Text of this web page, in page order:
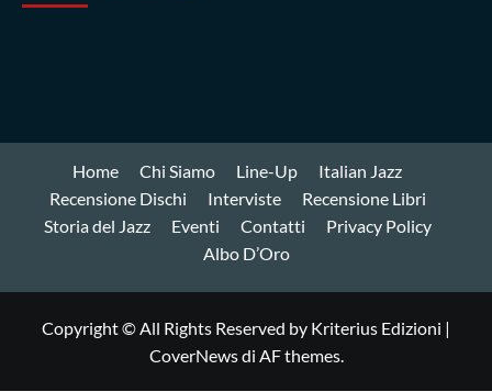
Home Chi Siamo Line-Up
Italian Jazz
Recensione Dischi
Interviste
Recensione Libri
Storia del Jazz
Eventi Contatti
Privacy Policy
Albo D’Oro
Copyright © All Rights Reserved by Kriterius Edizioni |
CoverNewsdi AF themes.